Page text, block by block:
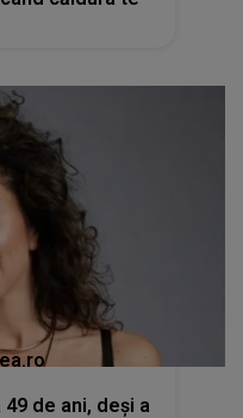
de ani, deși a